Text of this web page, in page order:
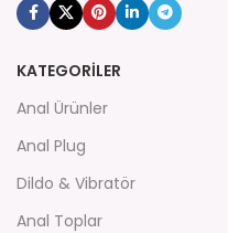
KATEGORİLER
Anal Ürünler
Anal Plug
Dildo & Vibratör
Anal Toplar